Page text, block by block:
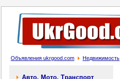
Объявления ukrgood.com Недвижимость
Авто. Мото. Транспорт